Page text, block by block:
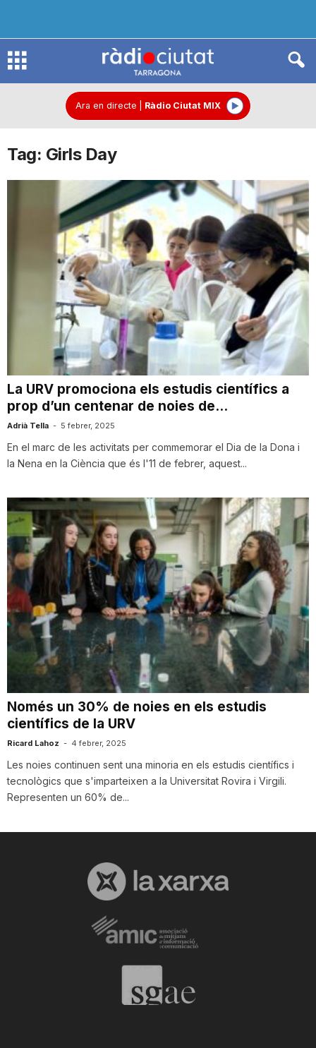
R
d
u
t
a
t
d
e
a
r
Ara en directe Ràdio Ciutat MIX
Tag: Girls Day
La URV promociona els estudis científics a
prop d’un centenar de noies de...
Adrià Tella - 5 febrer, 2025
En el marc de les activitats per commemorar el Dia de la Dona i
la Nena en la Ciència que és l'11 de febrer, aquest...
Només un 30% de noies en els estudis
científics de la URV
Ricard Lahoz - 4 febrer, 2025
Les noies continuen sent una minoria en els estudis científics i
tecnològics que s'imparteixen a la Universitat Rovira i Virgili.
Representen un 60% de...